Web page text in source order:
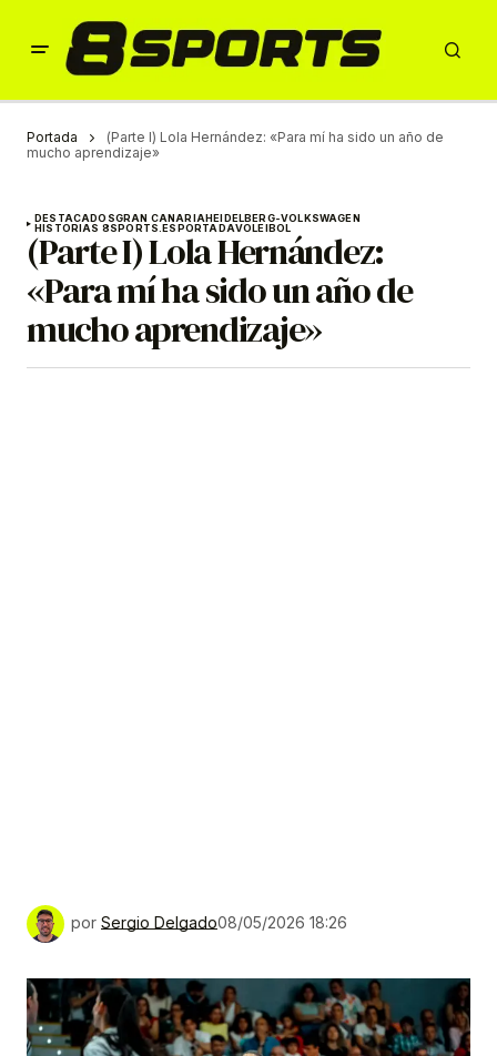
Portada
(Parte I) Lola Hernández: «Para mí ha sido un año de
mucho aprendizaje»
DESTACADOSGRAN CANARIAHEIDELBERG-VOLKSWAGEN
HISTORIAS 8SPORTS.ESPORTADAVOLEIBOL
(Parte I) Lola Hernández:
«Para mí ha sido un año de
mucho aprendizaje»
por Sergio Delgado08/05/2026 18:26